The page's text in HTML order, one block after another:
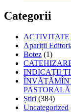
Categorii
Apariții
Botez (1)
INDICAȚII
PASTORALĂ
Știri (384)
Uncategorized